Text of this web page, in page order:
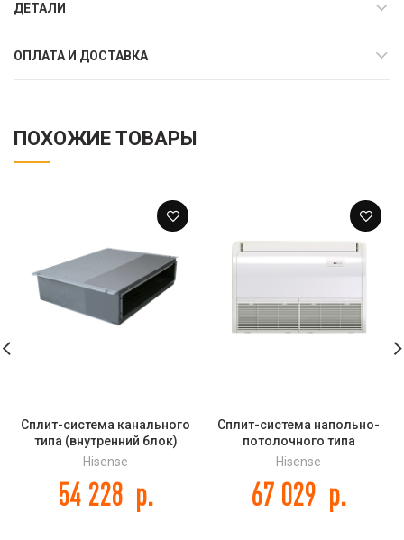
ДЕТАЛИ
ОПЛАТА И ДОСТАВКА
ПОХОЖИЕ ТОВАРЫ
Сплит-система канального
типа (внутренний блок)
Hisense AUD-48UX4SHH DC
Hisense
54 228 р.
Сплит-система напольно-
потолочного типа
(внутренний блок) Hisense
Hisense
67 029 р.